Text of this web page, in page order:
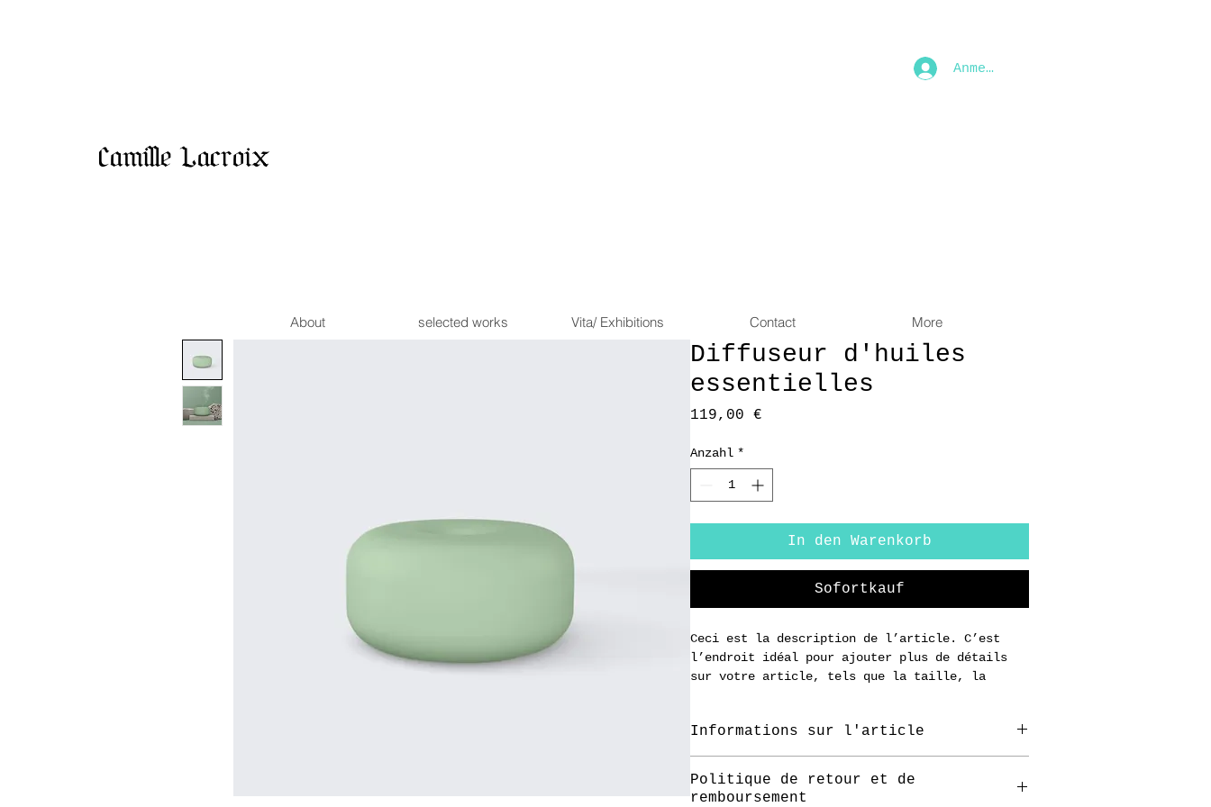
Anmelden
Camille Lacroix
About selected works Vita/ Exhibitions Contact More
Diffuseur d'huiles
essentielles
119,00 €
Anzahl *
In den Warenkorb
Sofortkauf
Ceci est la description de l’article. C’est
l’endroit idéal pour ajouter plus de détails
sur votre article, tels que la taille, la
Informations sur l'article
informations sur votre article, telles que les
tailles disponibles
Politique de retour et de
remboursement